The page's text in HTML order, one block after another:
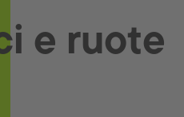
e ruote